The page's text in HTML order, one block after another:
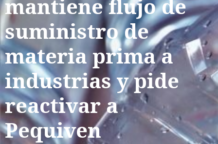
mantiene flujo de
suministro de
materia prima a
industrias y pide
reactivar a
Pequiven